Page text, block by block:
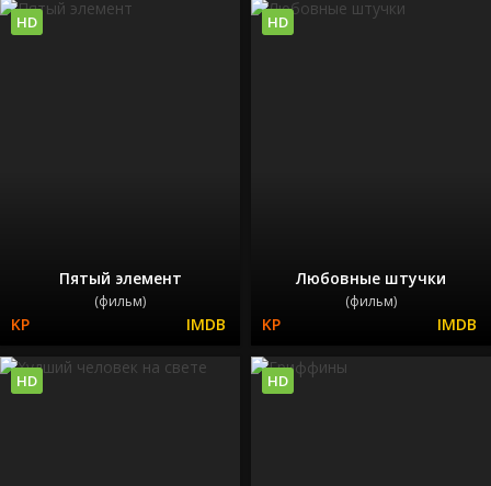
Пятый элемент
(фильм)
HD
Любовные штучки
(фильм)
HD
HD HD